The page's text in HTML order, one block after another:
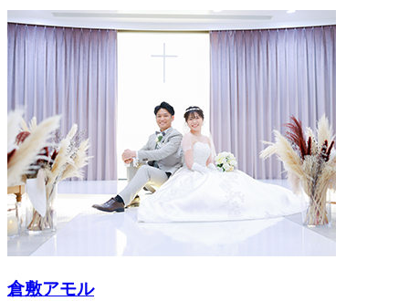
倉敷アモル